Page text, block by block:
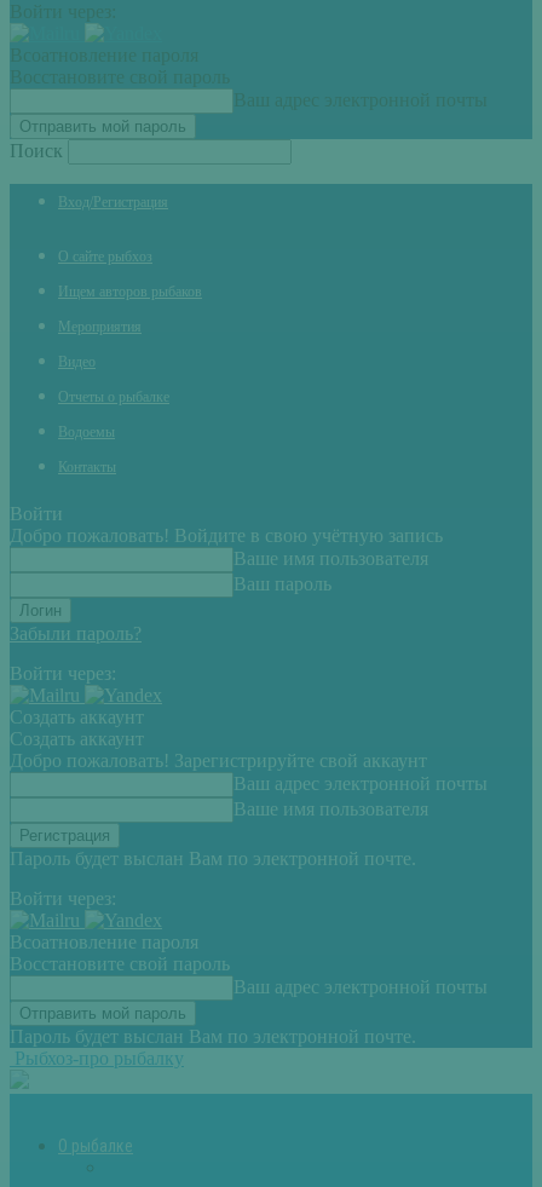
Войти через:
Всоатновление пароля
Восстановите свой пароль
Ваш адрес электронной почты
Поиск
Вход/Регистрация
О сайте рыбхоз
Ищем авторов рыбаков
Мероприятия
Видео
Отчеты о рыбалке
Водоемы
Контакты
Войти
Добро пожаловать! Войдите в свою учётную запись
Ваше имя пользователя
Ваш пароль
Забыли пароль?
Войти через:
Создать аккаунт
Создать аккаунт
Добро пожаловать! Зарегистрируйте свой аккаунт
Ваш адрес электронной почты
Ваше имя пользователя
Пароль будет выслан Вам по электронной почте.
Войти через:
Всоатновление пароля
Восстановите свой пароль
Ваш адрес электронной почты
Пароль будет выслан Вам по электронной почте.
Рыбхоз-про рыбалку
О рыбалке